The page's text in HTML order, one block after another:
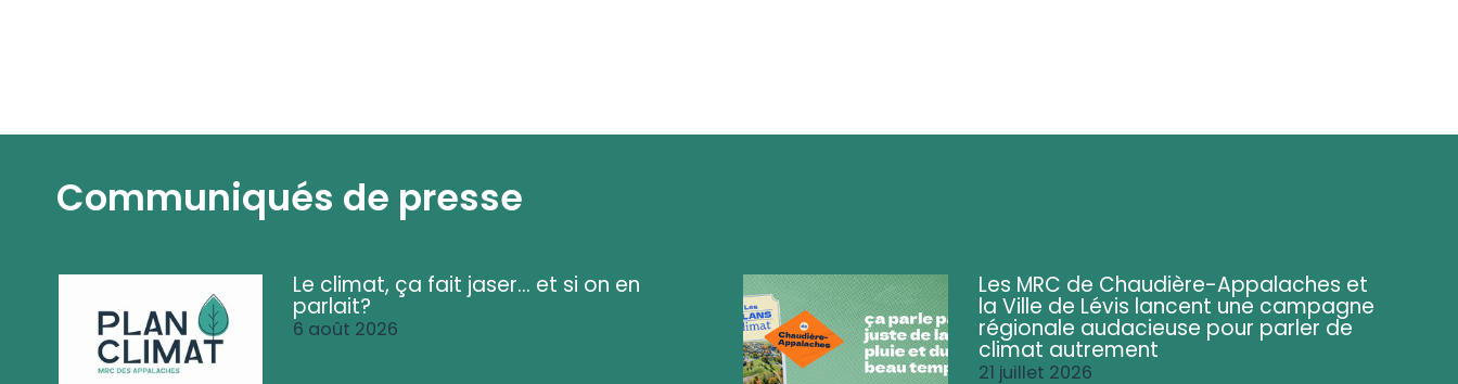
Communiqués de presse
Le climat, ça fait jaser... et si on en
parlait?
6 août 2026
Les MRC de Chaudière-Appalaches et
la Ville de Lévis lancent une campagne
régionale audacieuse pour parler de
climat autrement
21 juillet 2026